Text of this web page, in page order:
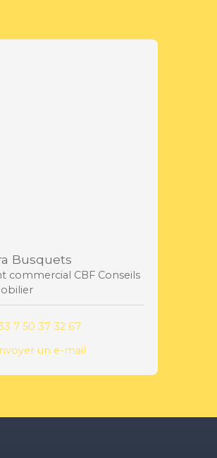
Busquets
commercial CBF Conseils
7 50 37 32 67
un e-mail